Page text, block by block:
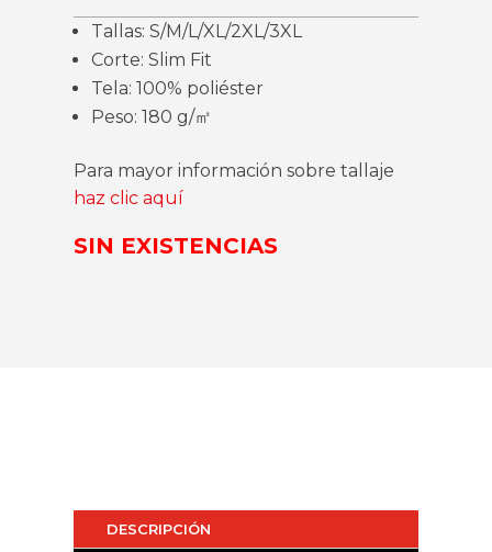
Tallas: S/M/L/XL/2XL/3XL
Corte: Slim Fit
Tela: 100% poliéster
Peso: 180 g/㎡
Para mayor información sobre tallaje
haz clic aquí
SIN EXISTENCIAS
DESCRIPCIÓN